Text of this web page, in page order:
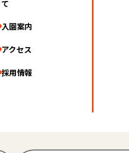
て
入園案内
アクセス
採用情報